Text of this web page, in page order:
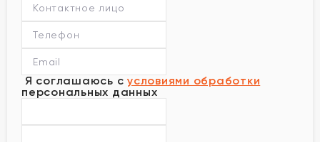
Я соглашаюсь с условиями обработки
персональных данных